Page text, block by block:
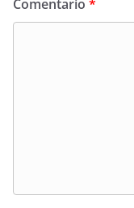
Comentario *